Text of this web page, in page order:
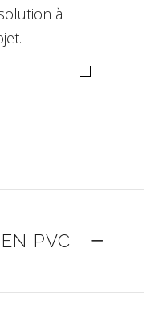
à
PVC